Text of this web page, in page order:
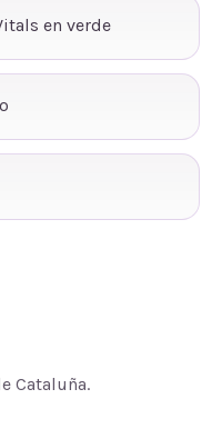
en verde
Cataluña.